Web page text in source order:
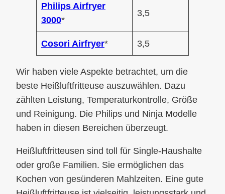
Philips Airfryer
3000*
3,5
Cosori Airfryer* 3,5
Wir haben viele Aspekte betrachtet, um die
beste Heißluftfritteuse auszuwählen. Dazu
zählten Leistung, Temperaturkontrolle, Größe
und Reinigung. Die Philips und Ninja Modelle
haben in diesen Bereichen überzeugt.
Heißluftfritteusen sind toll für Single-Haushalte
oder große Familien. Sie ermöglichen das
Kochen von gesünderen Mahlzeiten. Eine gute